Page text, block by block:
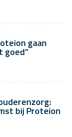
gaan
goed”
bij Proteion